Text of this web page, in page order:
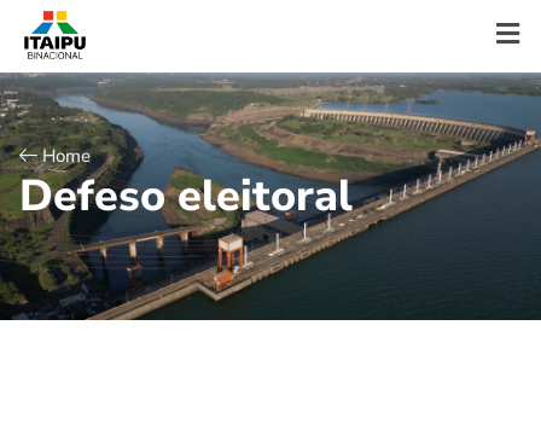
Home
Defeso eleitoral